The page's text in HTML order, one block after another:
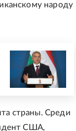
народу
страны. Среди
США,